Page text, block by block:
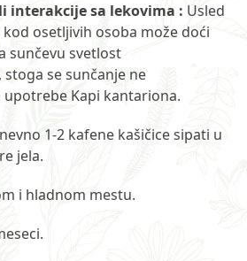
interakcije sa lekovima : Usled
osetljivih osoba može doći
sunčevu svetlost
se sunčanje ne
Kapi kantariona.
1-2 kafene kašičice sipati u
jela.
i hladnom mestu.